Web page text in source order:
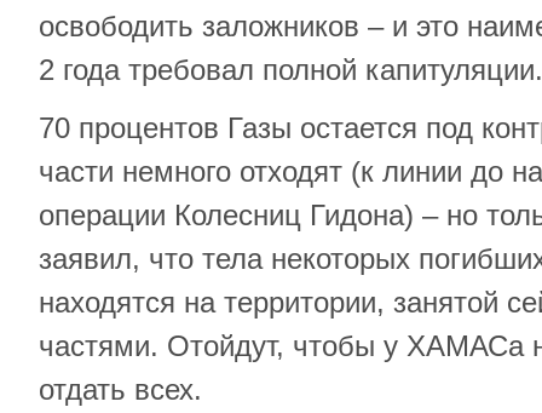
освободить заложников – и это
2 года требовал полной капитуляции.
70 процентов Газы остается под
части немного отходят (к линии до
операции Колесниц Гидона) – но
заявил, что тела некоторых
находятся на территории, занятой
частями. Отойдут, чтобы у ХАМАСа
отдать всех.